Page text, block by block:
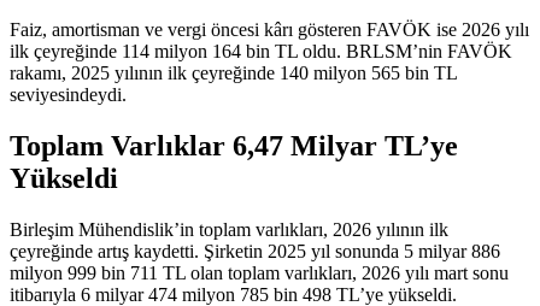
Faiz, amortisman ve vergi öncesi kârı gösteren FAVÖK ise 2026 yılı
ilk çeyreğinde 114 milyon 164 bin TL oldu. BRLSM’nin FAVÖK
rakamı, 2025 yılının ilk çeyreğinde 140 milyon 565 bin TL
seviyesindeydi.
Toplam Varlıklar 6,47 Milyar TL’ye
Yükseldi
Birleşim Mühendislik’in toplam varlıkları, 2026 yılının ilk
çeyreğinde artış kaydetti. Şirketin 2025 yıl sonunda 5 milyar 886
milyon 999 bin 711 TL olan toplam varlıkları, 2026 yılı mart sonu
itibarıyla 6 milyar 474 milyon 785 bin 498 TL’ye yükseldi.